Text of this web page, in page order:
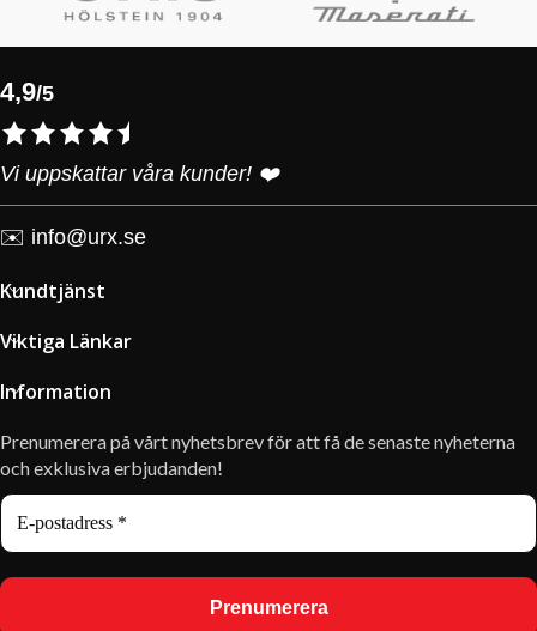
4,9/5
Vi uppskattar våra kunder! ❤️
✉️ info@urx.se
Kundtjänst
Viktiga Länkar
Information
Prenumerera på vårt nyhetsbrev för att få de senaste nyheterna
och exklusiva erbjudanden!